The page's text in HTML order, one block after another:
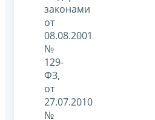
законами
от
08.08.2001
№
129-
ФЗ,
от
27.07.2010
№